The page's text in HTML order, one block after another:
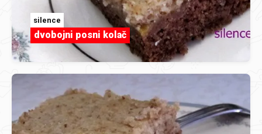
silence
dvobojni posni kolač